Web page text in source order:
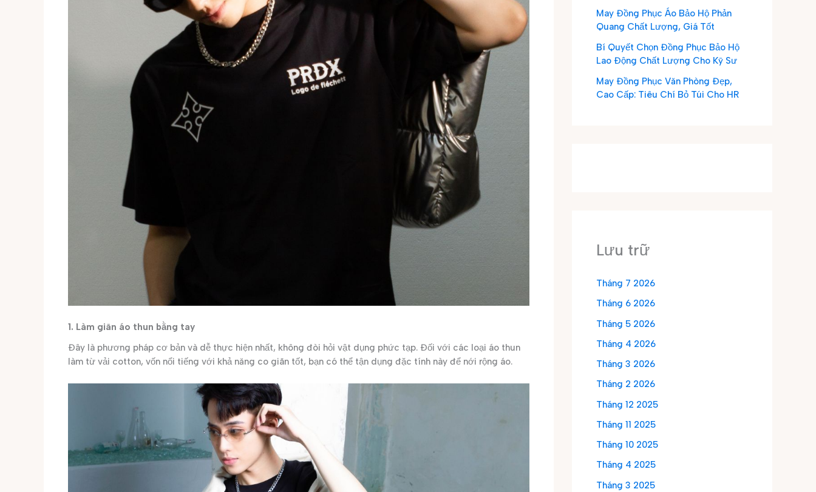
1. Làm giãn áo thun bằng tay
Đây là phương pháp cơ bản và dễ thực hiện nhất, không đòi hỏi vật dụng phức tạp. Đối với các loại áo thun
làm từ vải cotton, vốn nổi tiếng với khả năng co giãn tốt, bạn có thể tận dụng đặc tính này để nới rộng áo.
May Đồng Phục Áo Bảo Hộ Phản
Quang Chất Lượng, Giá Tốt
Bí Quyết Chọn Đồng Phục Bảo Hộ
Lao Động Chất Lượng Cho Kỹ Sư
May Đồng Phục Văn Phòng Đẹp,
Cao Cấp: Tiêu Chí Bỏ Túi Cho HR
Lưu trữ
Tháng 7 2026
Tháng 6 2026
Tháng 5 2026
Tháng 4 2026
Tháng 3 2026
Tháng 2 2026
Tháng 12 2025
Tháng 11 2025
Tháng 10 2025
Tháng 4 2025
Tháng 3 2025